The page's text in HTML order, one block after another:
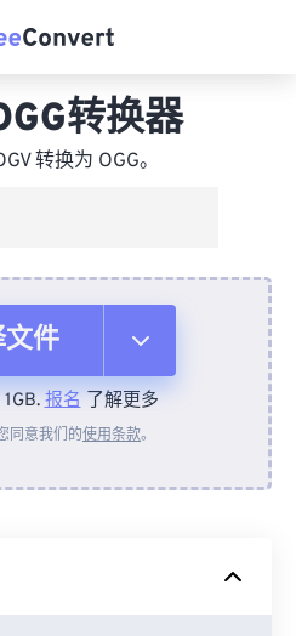
转换器
转换为 OGG。
文件
Drive
报名了解更多
同意我们的使用条款。